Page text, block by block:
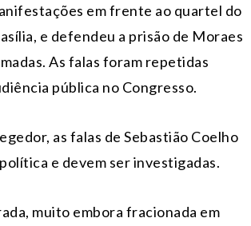
em frente ao quartel do
e defendeu a prisão de Moraes
As falas foram repetidas
pública no Congresso.
as falas de Sebastião Coelho
e devem ser investigadas.
muito embora fracionada em